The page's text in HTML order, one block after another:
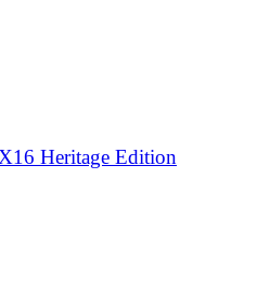
Heritage Edition